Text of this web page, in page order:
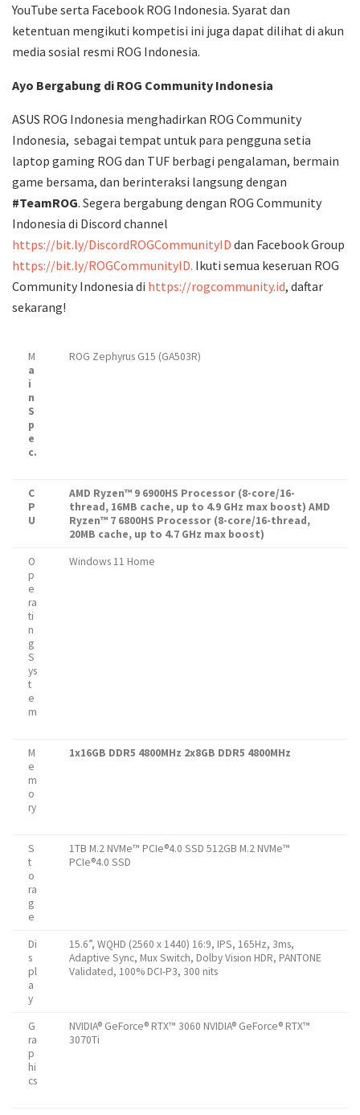
YouTube serta Facebook ROG Indonesia. Syarat dan
ketentuan mengikuti kompetisi ini juga dapat dilihat di akun
media sosial resmi ROG Indonesia.
Ayo Bergabung di ROG Community Indonesia
ASUS ROG Indonesia menghadirkan ROG Community
Indonesia, sebagai tempat untuk para pengguna setia
laptop gaming ROG dan TUF berbagi pengalaman, bermain
game bersama, dan berinteraksi langsung dengan
#TeamROG. Segera bergabung dengan ROG Community
Indonesia di Discord channel
https://bit.ly/DiscordROGCommunityID dan Facebook Group
https://bit.ly/ROGCommunityID. Ikuti semua keseruan ROG
Community Indonesia di https://rogcommunity.id, daftar
sekarang!
M
a
i
n
S
p
e
c.
ROG Zephyrus G15 (GA503R)
C
P
U
AMD Ryzen™ 9 6900HS Processor (8-core/16-
thread, 16MB cache, up to 4.9 GHz max boost) AMD
Ryzen™ 7 6800HS Processor (8-core/16-thread,
20MB cache, up to 4.7 GHz max boost)
O
p
e
ra
ti
n
g
S
ys
t
e
m
Windows 11 Home
M
e
m
o
ry
1x16GB DDR5 4800MHz 2x8GB DDR5 4800MHz
S
t
o
ra
g
e
1TB M.2 NVMe™ PCIe®4.0 SSD 512GB M.2 NVMe™
PCIe®4.0 SSD
Di
s
pl
a
y
15.6”, WQHD (2560 x 1440) 16:9, IPS, 165Hz, 3ms,
Adaptive Sync, Mux Switch, Dolby Vision HDR, PANTONE
Validated, 100% DCI-P3, 300 nits
G
ra
p
hi
cs
NVIDIA® GeForce® RTX™ 3060 NVIDIA® GeForce® RTX™
3070Ti